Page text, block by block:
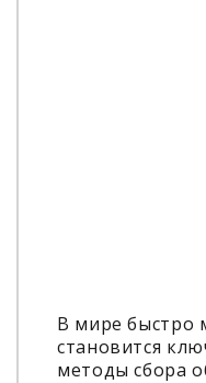
В мире быстро
становится
методы сбора